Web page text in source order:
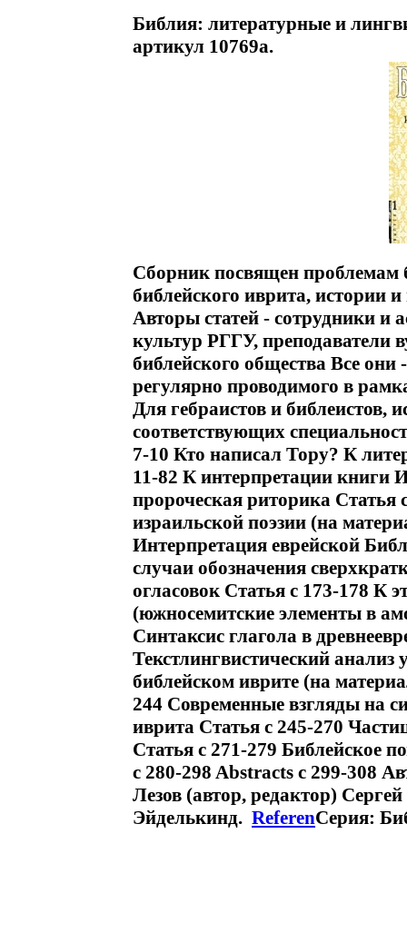
Библия: литературные и
артикул 10769a.
Сборник посвящен проблемам
библейского иврита, истории
Авторы статей - сотрудники и
культур РГГУ, преподаватели
библейского общества Все они
регулярно проводимого в
Для гебраистов и библеистов,
соответствующих
7-10 Кто написал Тору? К
11-82 К интерпретации книги
пророческая риторика
израильской поэзии (на
Интерпретация еврейской
случаи обозначения
огласовок Статья c 173-178 К
(южносемитские элементы в
Синтаксис глагола в
Текстлингвистический
библейском иврите (на
244 Современные взгляды на
иврита Статья c 245-270
Статья c 271-279 Библейское
c 280-298 Abstracts c 299-308
Лезов (автор, редактор)
Эйделькинд. ReferenСерия: